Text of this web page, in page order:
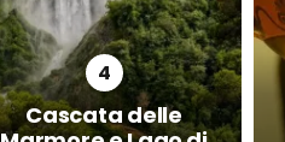
Cascata delle